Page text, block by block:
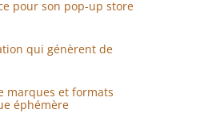
pour son pop-up store
qui génèrent de
marques et formats
éphémère